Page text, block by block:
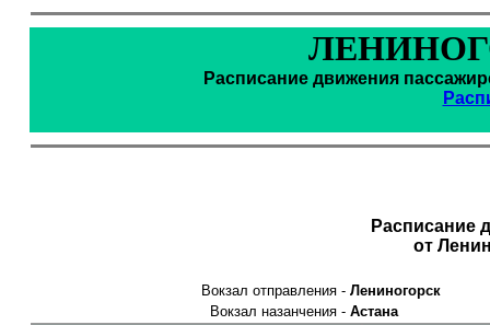
Расписание движения
Расписание
от
Вокзал отправления - Лениногорск
Вокзал назанчения - Астана